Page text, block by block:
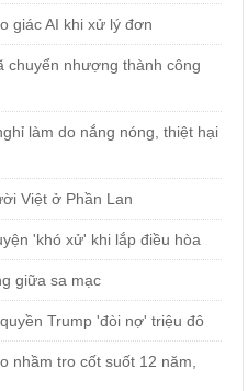
giác AI khi xử lý đơn
chuyển nhượng thành công
làm do nắng nóng, thiệt hại
Việt ở Phần Lan
'khó xử' khi lắp điều hòa
giữa sa mạc
Trump 'đòi nợ' triệu đô
nhầm tro cốt suốt 12 năm,